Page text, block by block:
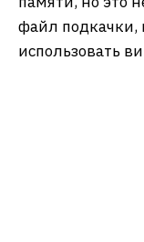
файл подкачки,
использовать